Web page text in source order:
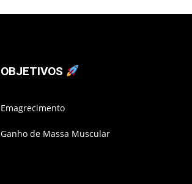
OBJETIVOS
Emagrecimento
Ganho de Massa Muscular